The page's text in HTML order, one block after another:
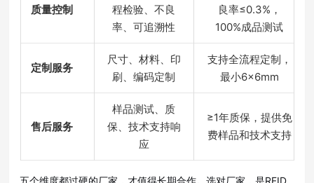
质量控制
程检验、不良
率、可追溯性
良率≤0.3%，
100%成品测试
定制服务
尺寸、材料、印
刷、编码定制
支持全流程定制，
最小6×6mm
售后服务
样品测试、质
保、技术支持响
应
≥1年质保，提供免
费样品和技术支持